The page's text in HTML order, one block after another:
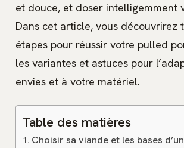
et douce, et doser intelligemment
Dans cet article, vous découvrirez
étapes pour réussir votre pulled
les variantes et astuces pour
envies et à votre matériel.
Table des matières
Choisir sa viande et les bases